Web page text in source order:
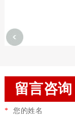
留言咨询
* 您的姓名